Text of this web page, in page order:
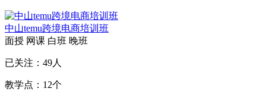
中山temu跨境电商培训班
面授 网课 白班 晚班
已关注： 49人
教学点： 12个